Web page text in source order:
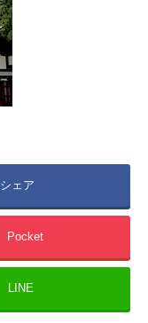
シェア
Pocket
LINE